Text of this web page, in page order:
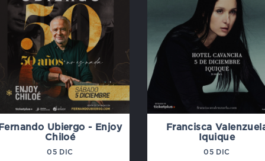
Fernando Ubiergo - Enjoy
Chiloé
05 DIC
Francisca
Iquique
05 DIC